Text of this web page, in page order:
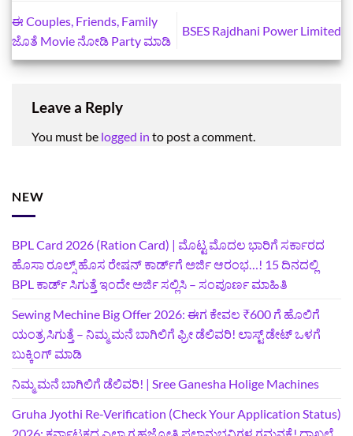
ಈ Couples, Friends, Family
ಜೊತೆ Movie ನೋಡಿ Party ಮಾಡಿ
BSES Rajdhani Power Limited
Leave a Reply
You must be logged in to post a comment.
NEW
BPL Card 2026 (Ration Card) | ಮೊಟ್ಟ ಮೊದಲ ಭಾರಿಗೆ ಸರ್ಕಾರದ
ಹೊಸಾ ರೂಲ್ಸ್ ಹೊಸ ರೇಷನ್ ಕಾರ್ಡ್‌ಗೆ ಅರ್ಜಿ ಆರಂಭ…! 15 ದಿನದಲ್ಲಿ
BPL ಕಾರ್ಡ್ ಸಿಗುತ್ತೆ ಇಂದೇ ಅರ್ಜಿ ಸಲ್ಲಿಸಿ – ಸಂಪೂರ್ಣ ಮಾಹಿತಿ
Sewing Mechine Big Offer 2026: ಈಗ ಕೇವಲ ₹600 ಗೆ ಹೊಲಿಗೆ
ಯಂತ್ರ ಸಿಗುತ್ತೆ – ನಿಮ್ಮ ಮನೆ ಬಾಗಿಲಿಗೆ‍ ಫ್ರೀ ಡೆಲಿವರಿ! ಲಾಸ್ಟ್‌ ಡೇಟ್‌ ಒಳಗೆ
ಬುಕ್ಕಿಂಗ್‌ ಮಾಡಿ
ನಿಮ್ಮ ಮನೆ ಬಾಗಿಲಿಗೆ ಡೆಲಿವರಿ! | Sree Ganesha Holige Machines
Gruha Jyothi Re-Verification (Check Your Application Status)